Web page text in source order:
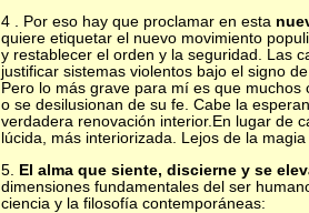
4 . Por eso hay que proclamar en esta
quiere etiquetar el nuevo movimiento
y restablecer el orden y la seguridad. Las
justificar sistemas violentos bajo el signo
Pero lo más grave para mí es que
o se desilusionan de su fe. Cabe la
verdadera renovación interior.En lugar de
lúcida, más interiorizada. Lejos de la
5.
El alma que siente, discierne y se
dimensiones fundamentales del ser
ciencia y la filosofía contemporáneas: